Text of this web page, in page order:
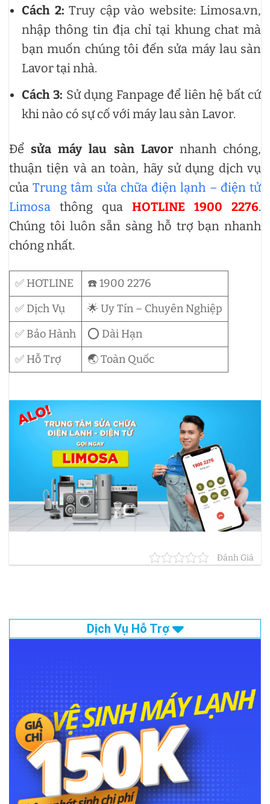
Cách 2: Truy cập vào website: Limosa.vn,
nhập thông tin địa chỉ tại khung chat mà
bạn muốn chúng tôi đến sửa máy lau sàn
Lavor tại nhà.
Cách 3: Sử dụng Fanpage để liên hệ bất cứ
khi nào có sự cố với máy lau sàn Lavor.
Đểsửa máy lau sàn Lavornhanh chóng,
thuận tiện và an toàn, hãy sử dụng dịch vụ
củaTrung tâm sửa chữa điện lạnh – điện tử
Limosa thông qua HOTLINE 1900 2276.
Chúng tôi luôn sẵn sàng hỗ trợ bạn nhanh
chóng nhất.
✅ HOTLINE
☎️ 1900 2276
✅ Dịch Vụ
🌟 Uy Tín – Chuyên Nghiệp
✅ Bảo Hành
⭕ Dài Hạn
✅ Hỗ Trợ
🌏 Toàn Quốc
Đánh Giá
Dịch Vụ Hỗ Trợ